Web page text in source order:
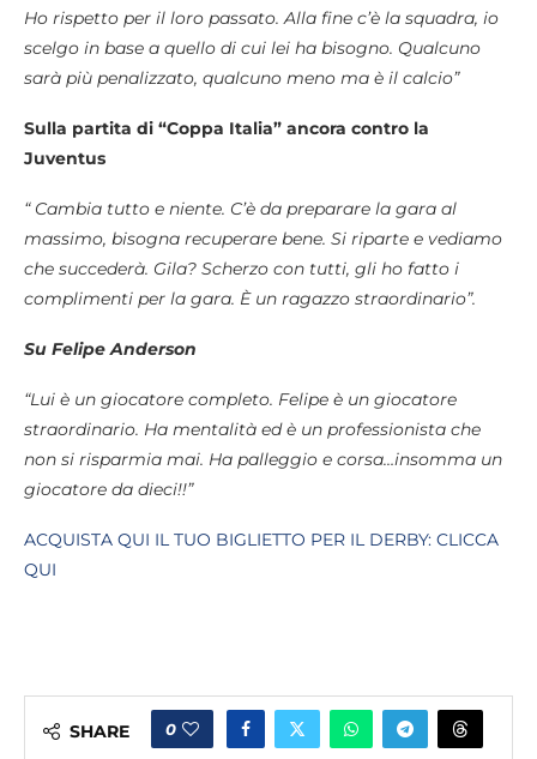
Ho rispetto per il loro passato. Alla fine c’è la squadra, io
scelgo in base a quello di cui lei ha bisogno. Qualcuno
sarà più penalizzato, qualcuno meno ma è il calcio”
Sulla partita di “Coppa Italia” ancora contro la
Juventus
“ Cambia tutto e niente. C’è da preparare la gara al
massimo, bisogna recuperare bene. Si riparte e vediamo
che succederà. Gila? Scherzo con tutti, gli ho fatto i
complimenti per la gara. È un ragazzo straordinario”.
Su Felipe Anderson
“Lui è un giocatore completo. Felipe è un giocatore
straordinario. Ha mentalità ed è un professionista che
non si risparmia mai. Ha palleggio e corsa…insomma un
giocatore da dieci!!”
ACQUISTA QUI IL TUO BIGLIETTO PER IL DERBY: CLICCA
QUI
SHARE 0